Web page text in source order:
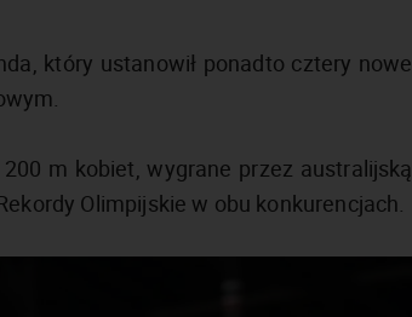
który ustanowił ponadto cztery nowe
m kobiet, wygrane przez australijską
Olimpijskie w obu konkurencjach.